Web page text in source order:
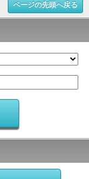
ページの先頭へ戻る